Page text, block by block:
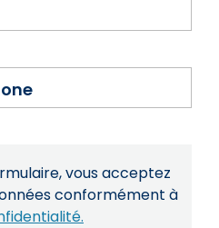
vous acceptez
conformément à